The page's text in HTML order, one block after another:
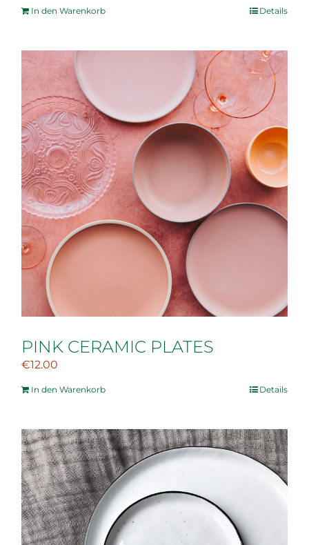
In den Warenkorb Details
PINK CERAMIC PLATES
€12.00
In den Warenkorb Details